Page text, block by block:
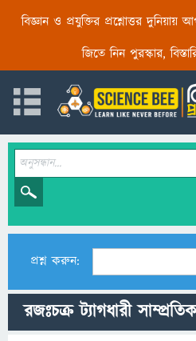
বিজ্ঞান ও প্রযুক্তির প্রশ্নোত্তর দুনিয়ায়
জিতে নিন পুরস্কার,
প্রশ্ন করুন:
রজঃচক্র ট্যাগধারী